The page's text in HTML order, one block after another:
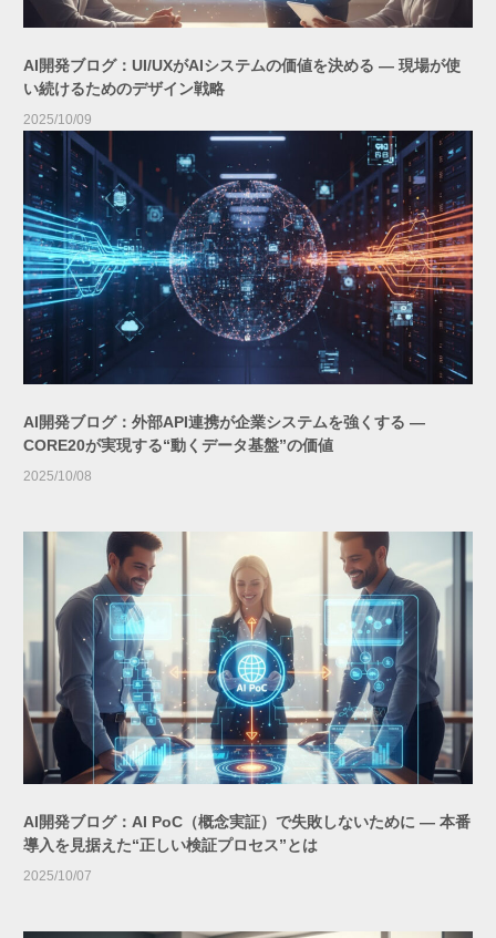
AI開発ブログ：UI/UXがAIシステムの価値を決める ― 現場が使
い続けるためのデザイン戦略
2025/10/09
AI開発ブログ：外部API連携が企業システムを強くする ―
CORE20が実現する“動くデータ基盤”の価値
2025/10/08
AI開発ブログ：AI PoC（概念実証）で失敗しないために ― 本番
導入を見据えた“正しい検証プロセス”とは
2025/10/07